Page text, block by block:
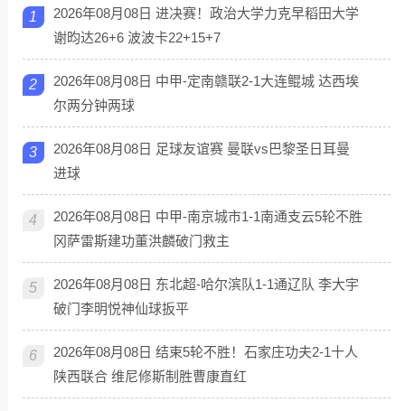
1
2026年08月08日 进决赛！政治大学力克早稻田大学
谢昀达26+6 波波卡22+15+7
2
2026年08月08日 中甲-定南赣联2-1大连鲲城 达西埃
尔两分钟两球
3
2026年08月08日 足球友谊赛 曼联vs巴黎圣日耳曼
进球
4
2026年08月08日 中甲-南京城市1-1南通支云5轮不胜
冈萨雷斯建功董洪麟破门救主
5
2026年08月08日 东北超-哈尔滨队1-1通辽队 李大宇
破门李明悦神仙球扳平
6
2026年08月08日 结束5轮不胜！石家庄功夫2-1十人
陕西联合 维尼修斯制胜曹康直红